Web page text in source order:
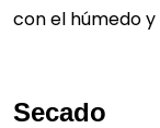
con el húmedo y
Secado